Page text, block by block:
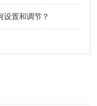
设置和调节？